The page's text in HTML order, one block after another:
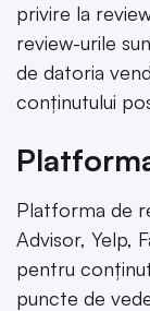
privire la
review-urile
de datoria
conținutului
Platforma de
Advisor, Yelp,
pentru
puncte de